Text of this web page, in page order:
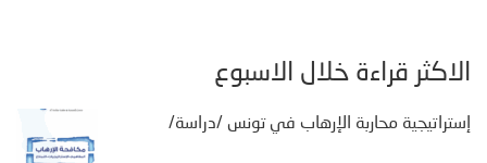
الأكثر قراءة خلال الأسبوع
إستراتيجية محاربة الإرهاب في تونس /دراسة/